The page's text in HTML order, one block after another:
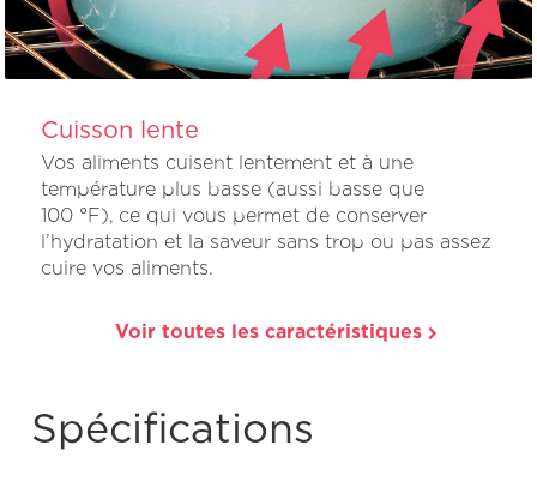
Cuisson lente
Vos aliments cuisent lentement et à une
température plus basse (aussi basse que
100 °F), ce qui vous permet de conserver
l’hydratation et la saveur sans trop ou pas assez
cuire vos aliments.
Voir toutes les caractéristiques
Spécifications